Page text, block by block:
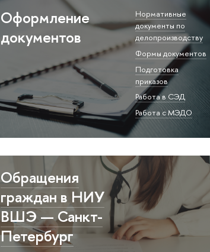
Оформление
документов
Нормативные
документы по
делопроизводству
Формы документов
Подготовка
приказов
Работа в СЭД
Работа с МЭДО
Обращения
граждан в НИУ
ВШЭ — Санкт-
Петербург